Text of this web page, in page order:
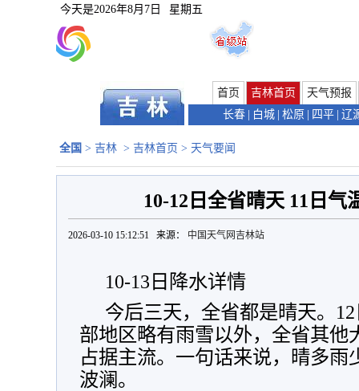
今天是2026年8月7日 星期五
首页 吉林首页
天气预报
长春
白城 松原 四平 辽
全国 > 吉林 > 吉林首页 > 天气要闻
10-12日全省晴天 11日气
2026-03-10 15:12:51 来源： 中国天气网吉林站
10-13日降水详情
今后三天，全省都是晴天。
部地区略有雨雪以外，全省其他
占据主流。一句话来说，晴多雨
波澜。